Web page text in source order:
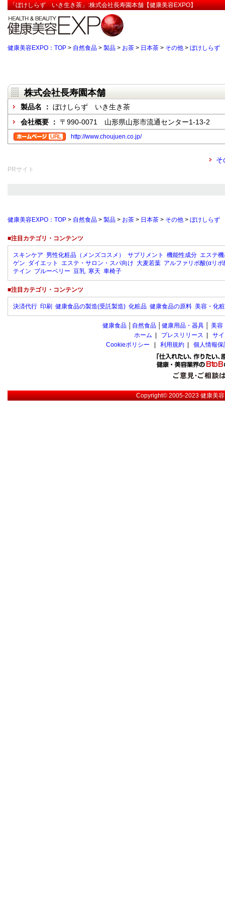
「ぼけしらず いき生き茶」:株式会社長寿園本舗【健康美容EXPO】
健康美容EXPO：TOP > 自然食品 > 製品 > お茶 > 日本茶 > その他 > ぼけしらず
株式会社長寿園本舗
製品名 ： ぼけしらず いき生き茶
会社概要 ： 〒990-0071 山形県山形市流通センター1-13-2
http://www.choujuen.co.jp/
そ
PRサイト
健康美容EXPO：TOP > 自然食品 > 製品 > お茶 > 日本茶 > その他 > ぼけしらず
■注目カテゴリ・コンテンツ
スキンケア 男性化粧品（メンズコスメ） サプリメント 機能性成分 エステ
ゲン ダイエット エステ・サロン・スパ向け 大麦若葉 アルファリポ酸(αリポ
テイン ブルーベリー 豆乳 寒天 車椅子
■注目カテゴリ・コンテンツ
決済代行 印刷 健康食品の製造(受託製造) 化粧品 健康食品の原料 美容・化
健康食品 自然食品 健康用品・器具 美容
ホーム
プレスリリース
サ
Cookieポリシー
利用規約 個人情報
Copyright© 2005-2023健康美